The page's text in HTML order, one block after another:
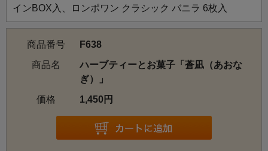
インBOX入、ロンポワン クラシック バニラ 6枚入
商品番号
F638
商品名
ハーブティーとお菓子「蒼凪（あおな
ぎ）」
価格
1,450円